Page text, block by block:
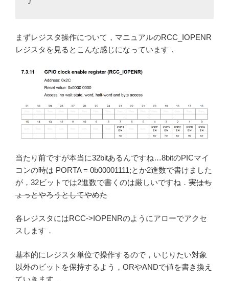
まずレジスタ操作について，マニュアルのRCC_IOPENR
レジスタを見るとこんな感じになっています．
当たり前ですが本当に32bitあるんですね…8bitのPICマイ
コンの時は PORTA = 0b00001111;とか2進数で書けました
が，32ビットでは2進数で書くのは厳しいですね． 実はち
ょっとやろうとしてやめた
各レジスタにはRCC->IOPENRのようにアローでアクセ
スします．
基本的にレジスタ単位で操作するので，いじりたい対象
以外のビットを保持するよう，ORやANDで値を書き換え
ていきます．